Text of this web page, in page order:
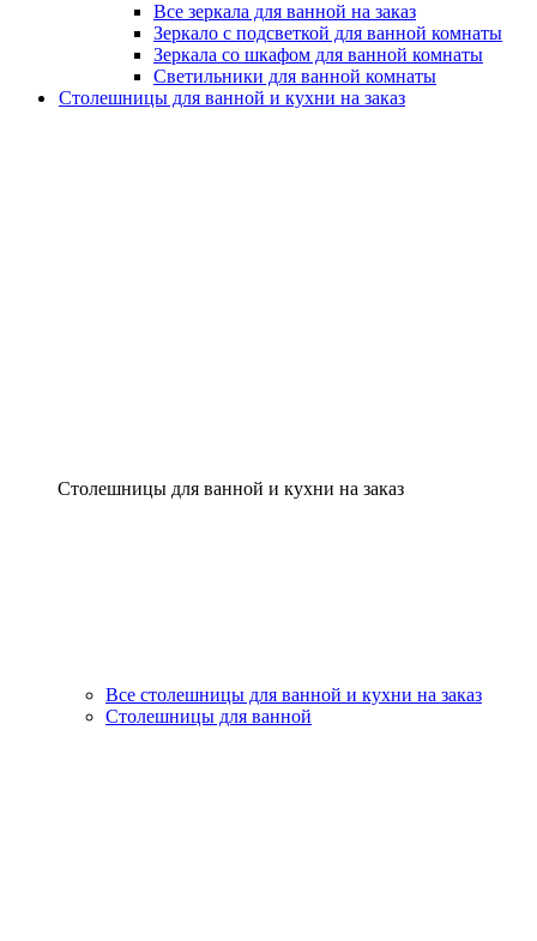
Все зеркала для ванной на заказ
Зеркало с подсветкой для ванной комнаты
Зеркала со шкафом для ванной комнаты
Светильники для ванной комнаты
Столешницы для ванной и кухни на заказ
Столешницы для ванной и кухни на заказ
Все столешницы для ванной и кухни на заказ
Столешницы для ванной